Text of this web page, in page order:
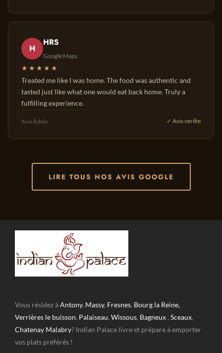
H
HRS
Google Maps
★★★★★
Treated me like I was home. The food was authentic and
tasted just like what one would eat back home. Truly a
fulfilling experience.
Avis fidele ✓ Avis verifie
LIRE TOUS NOS AVIS GOOGLE
Vous résidez àAntony, Massy, Fresnes, Bourg la Reine,
Verrières le buisson, Palaiseau, Wissous, Bagneux , Sceaux,
Chatenay Malabry? Indian Palace livre et prépare à emporter
vos plats préférés !